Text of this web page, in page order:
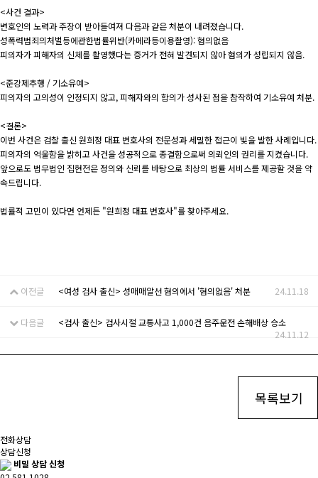
<사건 결과>
변호인의 노력과 주장이 받아들여져 다음과 같은 처분이 내려졌습니다.
성폭력범죄의처벌등에관한법률위반(카메라등이용촬영): 혐의없음
피의자가 피해자의 신체를 촬영했다는 증거가 전혀 발견되지 않아 혐의가 성립되지 않음.
<준강제추행 / 기소유예>
피의자의 고의성이 인정되지 않고, 피해자와의 합의가 성사된 점을 참작하여 기소유예 처분.
<결론>
이번 사건은 검찰 출신 원희정 대표 변호사의 전문성과 세밀한 접근이 빛을 발한 사례입니다.
피의자의 억울함을 밝히고 사건을 성공적으로 종결함으로써 의뢰인의 권리를 지켰습니다.
앞으로도 법무법인 집현전은 정의와 신뢰를 바탕으로 최상의 법률 서비스를 제공할 것을 약
속드립니다.
법률적 고민이 있다면 언제든 "원희정 대표 변호사"를 찾아주세요.
이전글 <여성 검사 출신> 성매매알선 혐의에서 '혐의없음' 처분 24.11.18
다음글
<검사 출신> 검사시절 교통사고 1,000건 음주운전 손해배상 승소
24.11.12
목록보기
전화상담
상담신청
비밀 상담 신청